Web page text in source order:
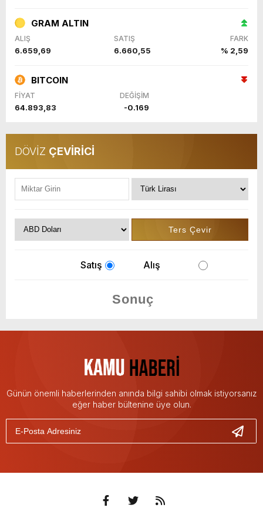
GRAM ALTIN
ALIŞ SATIŞ FARK
6.659,69 6.660,55 % 2,59
BITCOIN
FİYAT DEĞİŞİM
64.893,83 -0.169
DÖVİZ ÇEVİRİCİ
Satış Alış
Günün önemli haberlerinden anında bilgi sahibi olmak istiyorsanız
eğer haber bültenine üye olun.